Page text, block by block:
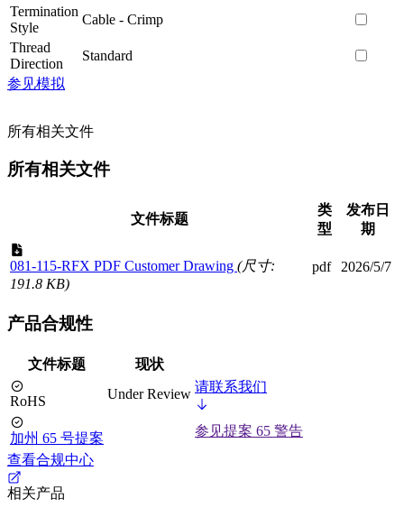
Termination
Style
Cable - Crimp
Thread
Direction
Standard
参见模拟
所有相关文件
所有相关文件
文件标题
类
型
发布日
期
081-115-RFX PDF Customer Drawing (尺寸:
191.8 KB)
pdf 2026/5/7
产品合规性
文件标题 现状
RoHS Under Review 请联系我们
加州 65 号提案
参见提案 65 警告
查看合规中心
相关产品